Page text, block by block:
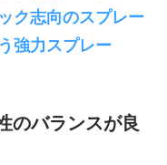
ク志向のスプレー
強力スプレー
のバランスが良